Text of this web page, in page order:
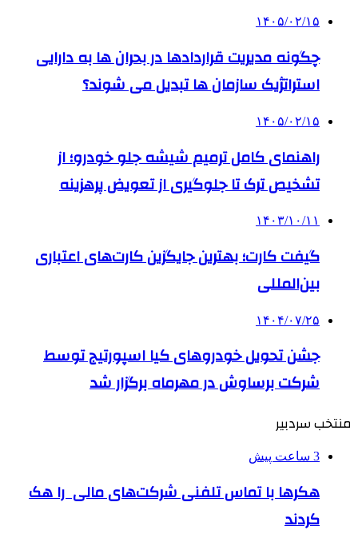
۱۴۰۵/۰۲/۱۵
چگونه مدیریت قراردادها در بحران ها به دارایی
استراتژیک سازمان ها تبدیل می شوند؟
۱۴۰۵/۰۲/۱۵
راهنمای کامل ترمیم شیشه جلو خودرو؛ از
تشخیص ترک تا جلوگیری از تعویض پرهزینه
۱۴۰۳/۱۰/۱۱
گیفت کارت؛ بهترین جایگزین کارت‌های اعتباری
بین‌المللی
۱۴۰۴/۰۷/۲۵
جشن تحویل خودروهای کیا اسپورتیج توسط
شرکت برساوش در مهرماه برگزار شد
منتخب سردبیر
3 ساعت پیش
هکرها با تماس تلفنی شرکت‌های مالی را هک
کردند